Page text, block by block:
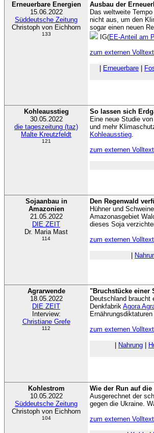
Erneuerbare Energien
15.06.2022
Süddeutsche Zeitung
Christoph von Eichhorn
133
Ausbau der
Das weltweite
nicht aus, um den
sogar einen neuen
IG(EE-Anteil am
zum externen Volltext
Erneuerbare
Kohleausstieg
30.05.2022
die tageszeitung (taz)
Malte Kreutzfeldt
121
So lassen sich
Eine neue Studie von
und mehr
Kohleausstieg.
zum externen Volltext
Sojaanbau in
Amazonien
21.05.2022
DIE ZEIT
Dr. Maria Mast
114
Den Regenwald
Hühner und
Amazonasgebiet
dieses Soja
zum externen Volltext
Agrarwende
18.05.2022
DIE ZEIT
Interview:
Christiane Grefe
112
"Bruchstücke einer
Deutschland braucht
Denkfabrik Agora
zum externen Volltext
Nahrung
Kohlestrom
10.05.2022
Süddeutsche Zeitung
Christoph von Eichhorn
104
Wie der Run auf
Ausgerechnet der
gegen die Ukraine.
zum externen Volltext